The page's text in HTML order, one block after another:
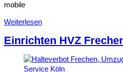
mobile
Weiterlesen
Einrichten HVZ